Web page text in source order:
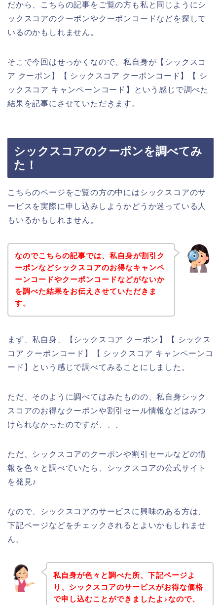
だから、こちらの記事をご覧の方も私と同じようにシ
ックスコアのクーポンやクーポンコードなどを探して
いるのかもしれません。
そこで今回はせっかくなので、私自身が【シックスコ
ア クーポン】【 シックスコア クーポンコード】【 シ
ックスコア キャンペーンコード】という感じで調べた
結果を記事にさせていただきます。
シックスコアのクーポンを調べてみ
た！
こちらのページをご覧の方の中にはシックスコアのサ
ービスを実際に申し込みしようかどうか迷っている人
もいるかもしれません。
なのでこちらの記事では、私自身が割引ク
ーポンなどシックスコアのお得なキャンペ
ーンコードやクーポンコードなどがないか
を調べた結果をお伝えさせていただきま
す。
まず、私自身、【シックスコア クーポン】【 シックス
コア クーポンコード】【 シックスコア キャンペーンコ
ード】という感じで調べてみることにしました。
ただ、そのように調べてはみたものの、私自身シック
スコアのお得なクーポンや割引セール情報などはみつ
けられなかったのですが、、、
ただ、シックスコアのクーポンや割引セールなどの情
報を色々と調べていたら、シックスコアの公式サイト
を発見♪
なので、シックスコアのサービスに興味のある方は、
下記ページなどをチェックされるとよいかもしれませ
ん。
私自身が色々と調べた所、下記ページよ
り、シックスコアのサービスがお得な価格
で申し込むことができましたよ♪なので、